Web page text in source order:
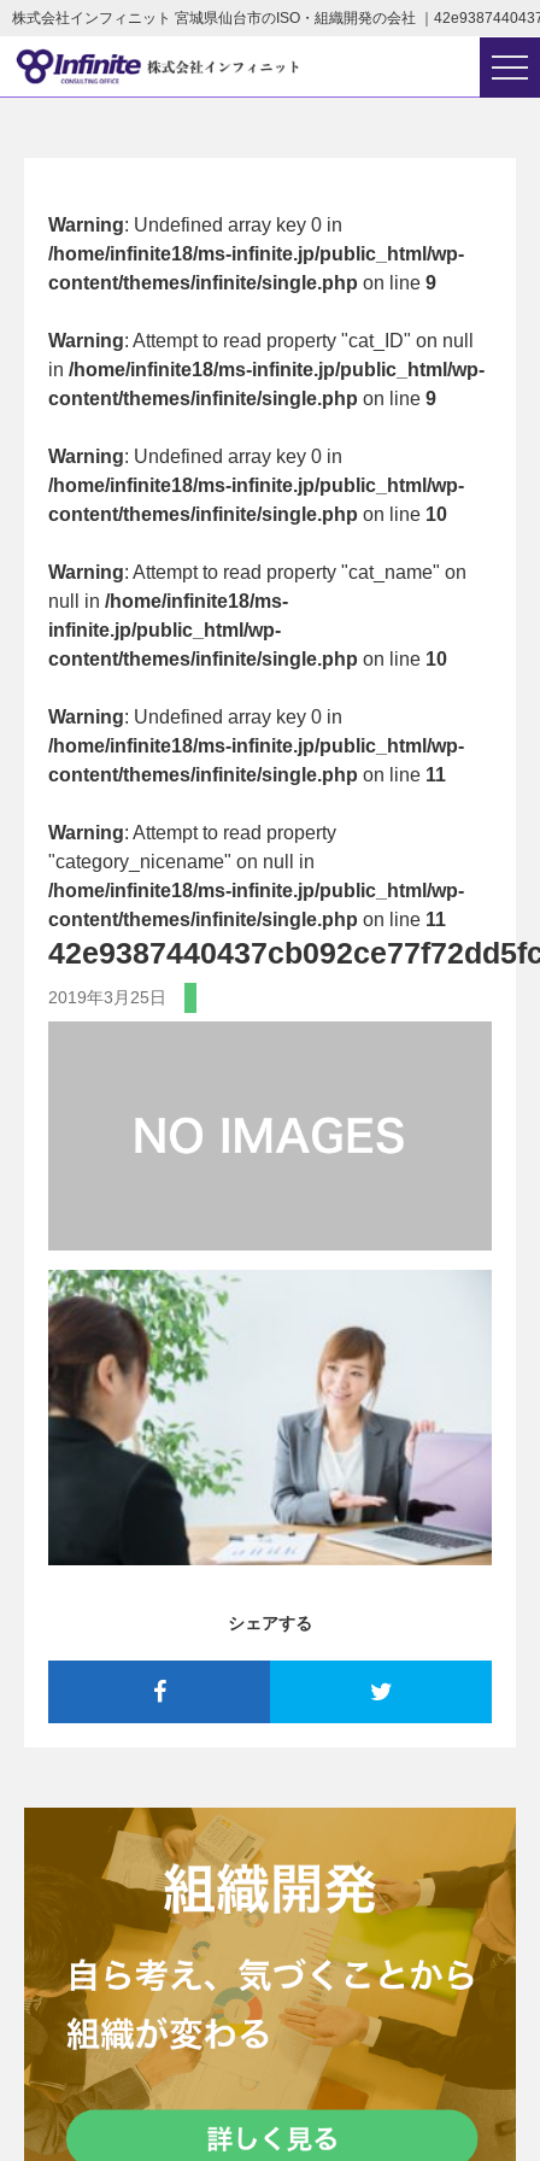
株式会社インフィニット 宮城県仙台市のISO・組織開発の会社 ｜
Warning: Undefined array key 0 in
/home/infinite18/ms-infinite.jp/public_html/wp-
content/themes/infinite/single.php on line 9
Warning: Attempt to read property "cat_ID" on null
in /home/infinite18/ms-infinite.jp/public_html/wp-
content/themes/infinite/single.php on line 9
Warning: Undefined array key 0 in
/home/infinite18/ms-infinite.jp/public_html/wp-
content/themes/infinite/single.php on line 10
Warning: Attempt to read property "cat_name" on
null in /home/infinite18/ms-
infinite.jp/public_html/wp-
content/themes/infinite/single.php on line 10
Warning: Undefined array key 0 in
/home/infinite18/ms-infinite.jp/public_html/wp-
content/themes/infinite/single.php on line 11
Warning: Attempt to read property
"category_nicename" on null in
/home/infinite18/ms-infinite.jp/public_html/wp-
content/themes/infinite/single.php on line 11
2019年3月25日
シェアする